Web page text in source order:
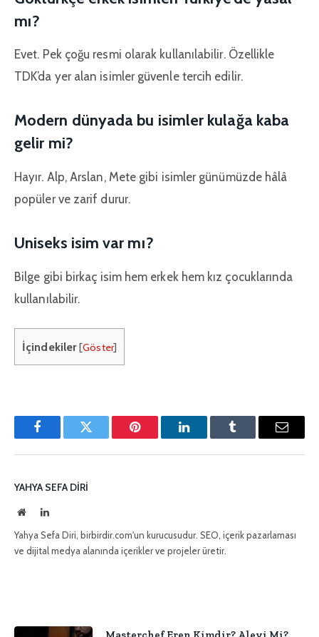
mı?
Evet. Pek çoğu resmi olarak kullanılabilir. Özellikle
TDK’da yer alan isimler güvenle tercih edilir.
Modern dünyada bu isimler kulağa kaba
gelir mi?
Hayır. Alp, Arslan, Mete gibi isimler günümüzde hâlâ
popüler ve zarif durur.
Uniseks isim var mı?
Bilge gibi birkaç isim hem erkek hem kız çocuklarında
kullanılabilir.
İçindekiler [Göster]
FacebookTwitter Pinterest'inLinkedInTumblr
E-
YAHYA SEFA DIRI
İnternetLinkedIn
Yahya Sefa Diri, birbirdir.com'un kurucusudur. SEO, içerik pazarlaması
ve dijital medya alanında içerikler ve projeler üretir.